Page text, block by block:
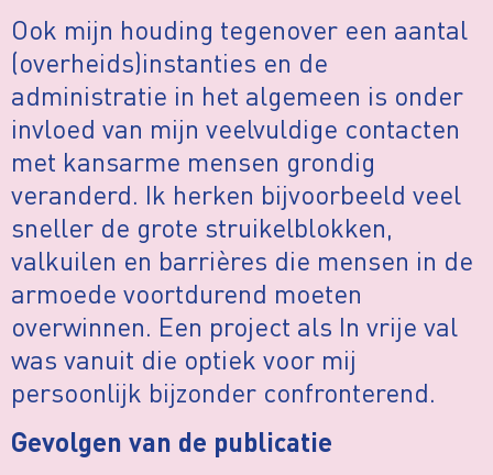
Ook mijn houding tegenover een aantal
(overheids)instanties en de
administratie in het algemeen is onder
invloed van mijn veelvuldige contacten
met kansarme mensen grondig
veranderd. Ik herken bijvoorbeeld veel
sneller de grote struikelblokken,
valkuilen en barrières die mensen in de
armoede voortdurend moeten
overwinnen. Een project als In vrije val
was vanuit die optiek voor mij
persoonlijk bijzonder confronterend.
Gevolgen van de publicatie